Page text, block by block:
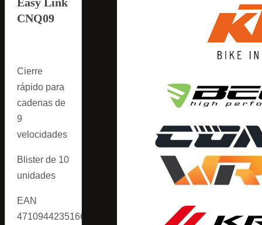
CNQ09
Cierre
rápido para
cadenas de
9
velocidades
Blister de 10
unidades
EAN
4710944235166